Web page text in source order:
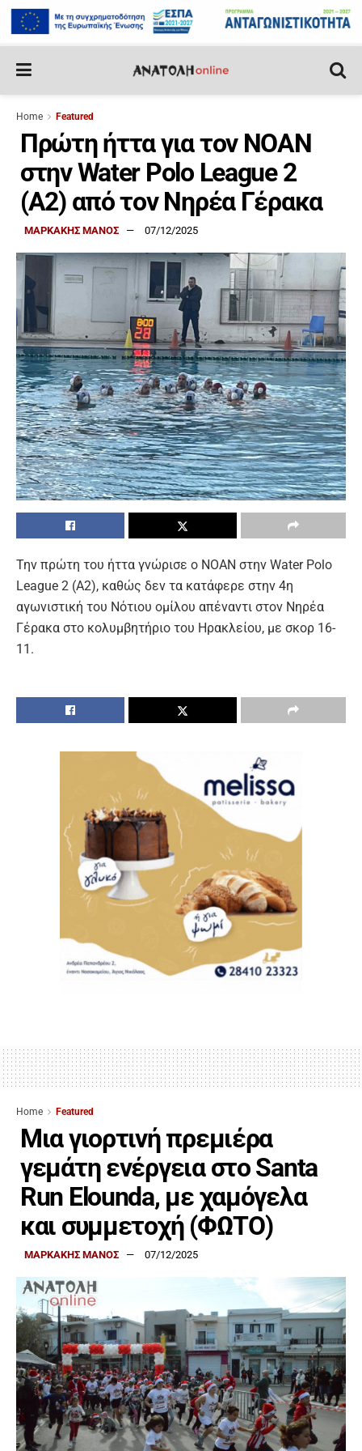
Home Featured
Πρώτη ήττα για τον ΝΟΑΝ
στην Water Polo League 2
(Α2) από τον Νηρέα Γέρακα
ΜΑΡΚΑΚΗΣ ΜΑΝΟΣ 07/12/2025
Την πρώτη του ήττα γνώρισε ο ΝΟΑΝ στην Water Polo
League 2 (Α2), καθώς δεν τα κατάφερε στην 4η
αγωνιστική του Νότιου ομίλου απέναντι στον Νηρέα
Γέρακα στο κολυμβητήριο του Ηρακλείου, με σκορ 16-
11.
Home Featured
Μια γιορτινή πρεμιέρα
γεμάτη ενέργεια στο Santa
Run Elounda, με χαμόγελα
και συμμετοχή (ΦΩΤΟ)
ΜΑΡΚΑΚΗΣ ΜΑΝΟΣ 07/12/2025